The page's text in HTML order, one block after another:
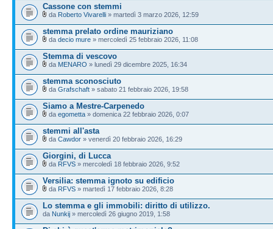
Cassone con stemmi
da Roberto Vivarelli » martedì 3 marzo 2026, 12:59
stemma prelato ordine mauriziano
da decio mure » mercoledì 25 febbraio 2026, 11:08
Stemma di vescovo
da MENARO » lunedì 29 dicembre 2025, 16:34
stemma sconosciuto
da Grafschaft » sabato 21 febbraio 2026, 19:58
Siamo a Mestre-Carpenedo
da egometta » domenica 22 febbraio 2026, 0:07
stemmi all'asta
da Cawdor » venerdì 20 febbraio 2026, 16:29
Giorgini, di Lucca
da RFVS » mercoledì 18 febbraio 2026, 9:52
Versilia: stemma ignoto su edificio
da RFVS » martedì 17 febbraio 2026, 8:28
Lo stemma e gli immobili: diritto di utilizzo.
da Nunkij » mercoledì 26 giugno 2019, 1:58